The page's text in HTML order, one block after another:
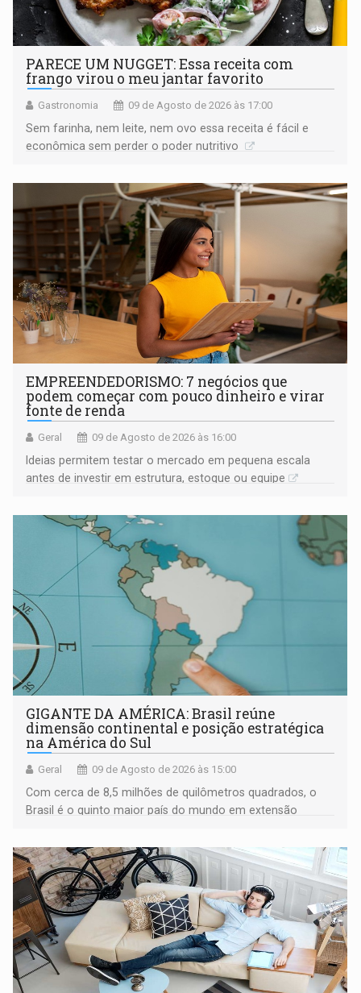
PARECE UM NUGGET: Essa receita com
frango virou o meu jantar favorito
Gastronomia 09 de Agosto de 2026 às 17:00
Sem farinha, nem leite, nem ovo essa receita é fácil e
econômica sem perder o poder nutritivo
EMPREENDEDORISMO: 7 negócios que
podem começar com pouco dinheiro e virar
fonte de renda
Geral 09 de Agosto de 2026 às 16:00
Ideias permitem testar o mercado em pequena escala
antes de investir em estrutura, estoque ou equipe
GIGANTE DA AMÉRICA: Brasil reúne
dimensão continental e posição estratégica
na América do Sul
Geral 09 de Agosto de 2026 às 15:00
Com cerca de 8,5 milhões de quilômetros quadrados, o
Brasil é o quinto maior país do mundo em extensão